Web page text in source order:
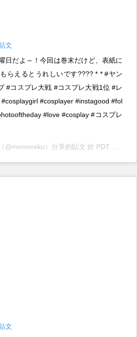
文
日だよ～！今回は巻末だけど、表紙に
らえるとうれしいです???? * * #ヤン
#コスプレ大戦 #コスプレ大戦1位 #レ
#cosplayer #instagood #fol
#love #cosplay #コスプレ
（@momoreku）分享的貼文 於 PDT 2019 年 7月 月 8 日 上午 11:37 張貼
文